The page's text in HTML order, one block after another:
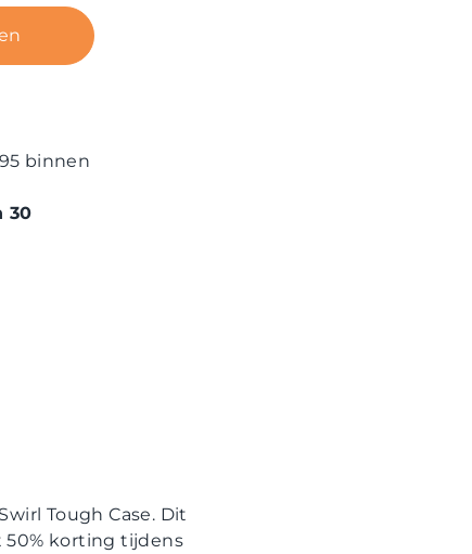
binnen
30
Tough Case. Dit
50% korting tijdens